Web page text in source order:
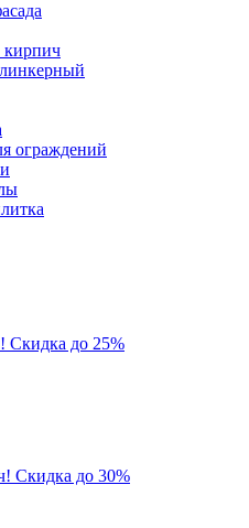
кирпич
ограждений
Скидка до 25%
Скидка до 30%